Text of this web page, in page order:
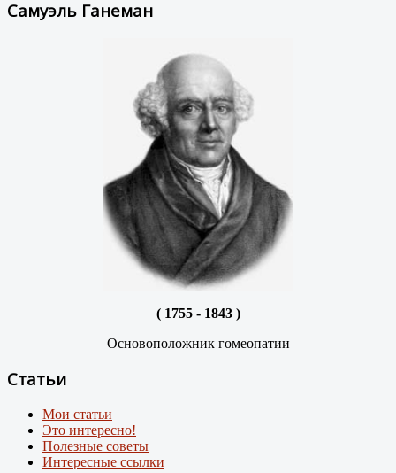
Самуэль Ганеман
( 1755 - 1843 )
Основоположник гомеопатии
Статьи
Мои статьи
Это интересно!
Полезные советы
Интересные ссылки